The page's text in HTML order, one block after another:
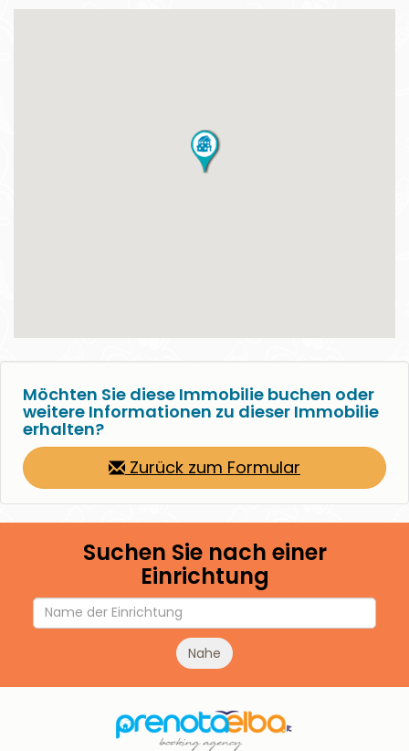
Möchten Sie diese Immobilie buchen oder
weitere Informationen zu dieser Immobilie
erhalten?
Zurück zum Formular
Suchen Sie nach einer
Einrichtung
Nahe